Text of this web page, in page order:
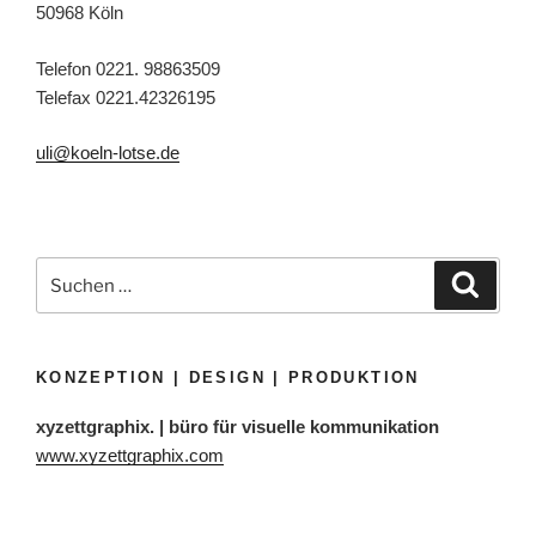
50968 Köln
Telefon 0221. 98863509
Telefax 0221.42326195
uli@koeln-lotse.de
nach:
KONZEPTION | DESIGN | PRODUKTION
xyzettgraphix. | büro für visuelle kommunikation
www.xyzettgraphix.com